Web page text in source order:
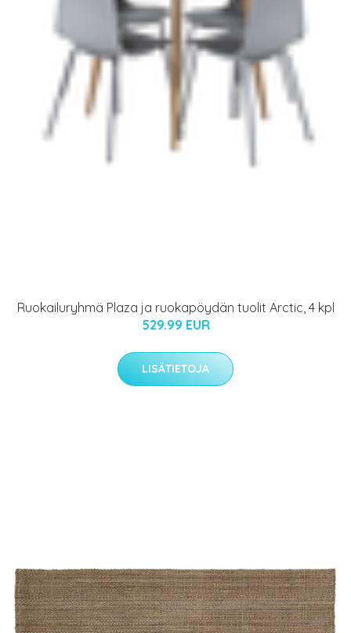
Ruokailuryhmä Plaza ja ruokapöydän tuolit Arctic, 4 kpl
529.99 EUR
LISÄTIETOJA